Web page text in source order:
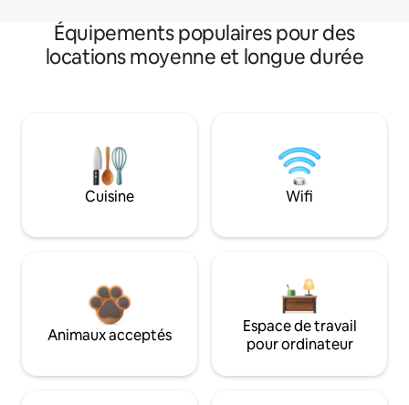
Équipements populaires pour des
locations moyenne et longue durée
Cuisine Wifi
Animaux acceptés
Espace de travail
pour ordinateur